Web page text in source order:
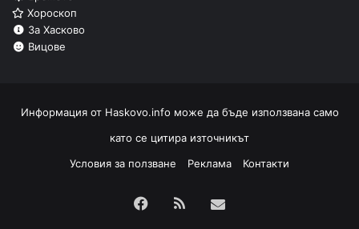
Хороскоп
За Хасково
Вицове
Информация от Haskovo.info може да бъде използвана само
като се цитира източникът
Условия за ползване
Реклама Контакти
Facebook
RSS